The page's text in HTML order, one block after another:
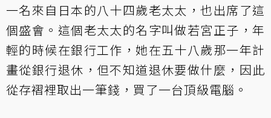
一名來自日本的八十四歲老太太，也出席了這
個盛會。這個老太太的名字叫做若宮正子，年
輕的時候在銀行工作，她在五十八歲那一年計
畫從銀行退休，但不知道退休要做什麼，因此
從存褶裡取出一筆錢，買了一台頂級電腦。